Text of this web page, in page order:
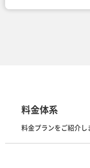
料金体系
料金プランをご紹介し